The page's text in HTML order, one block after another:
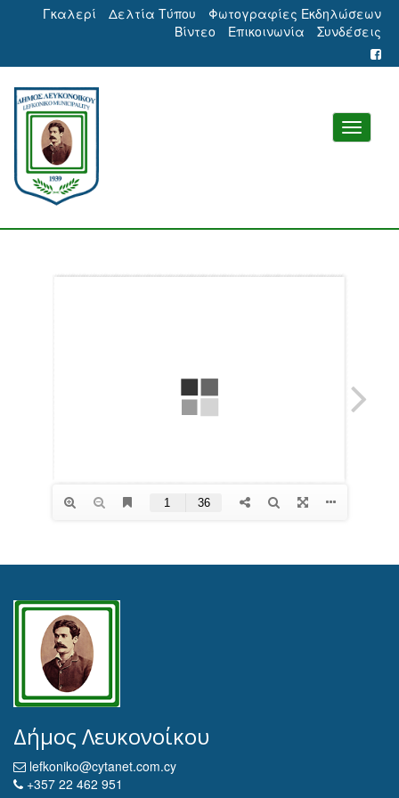
Γκαλερί Δελτία Τύπου
Φωτογραφίες Εκδηλώσεων
Βίντεο
Επικοινωνία Συνδέσεις
Δήμος Λευκονοίκου
lefkoniko@cytanet.com.cy
+357 22 462 951